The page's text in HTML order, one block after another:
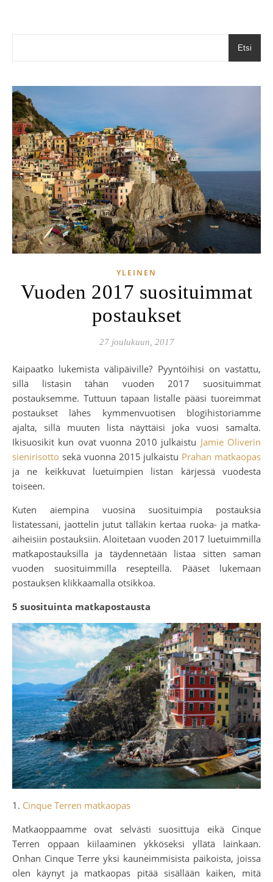
Etsi
YLEINEN
Vuoden 2017 suosituimmat
postaukset
27 joulukuun, 2017
Kaipaatko lukemista välipäiville? Pyyntöihisi on vastattu,
sillä listasin tähän vuoden 2017 suosituimmat
postauksemme. Tuttuun tapaan listalle pääsi tuoreimmat
postaukset lähes kymmenvuotisen blogihistoriamme
ajalta, sillä muuten lista näyttäisi joka vuosi samalta.
Ikisuosikit kun ovat vuonna 2010 julkaistu Jamie Oliverin
sienirisotto sekä vuonna 2015 julkaistu Prahan matkaopas
ja ne keikkuvat luetuimpien listan kärjessä vuodesta
toiseen.
Kuten aiempina vuosina suosituimpia postauksia
listatessani, jaottelin jutut tälläkin kertaa ruoka- ja matka-
aiheisiin postauksiin. Aloitetaan vuoden 2017 luetuimmilla
matkapostauksilla ja täydennetään listaa sitten saman
vuoden suosituimmilla resepteillä. Pääset lukemaan
postauksen klikkaamalla otsikkoa.
5 suosituinta matkapostausta
1. Cinque Terren matkaopas
Matkaoppaamme ovat selvästi suosittuja eikä Cinque
Terren oppaan kiilaaminen ykköseksi yllätä lainkaan.
Onhan Cinque Terre yksi kauneimmisista paikoista, joissa
olen käynyt ja matkaopas pitää sisällään kaiken, mitä